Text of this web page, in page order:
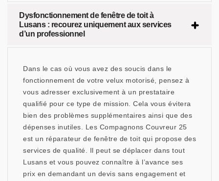
Dysfonctionnement de fenêtre de toit à
Lusans : recourez uniquement aux services
d’un professionnel
Dans le cas où vous avez des soucis dans le
fonctionnement de votre velux motorisé, pensez à
vous adresser exclusivement à un prestataire
qualifié pour ce type de mission. Cela vous évitera
bien des problèmes supplémentaires ainsi que des
dépenses inutiles. Les Compagnons Couvreur 25
est un réparateur de fenêtre de toit qui propose des
services de qualité. Il peut se déplacer dans tout
Lusans et vous pouvez connaître à l’avance ses
prix en demandant un devis sans engagement et